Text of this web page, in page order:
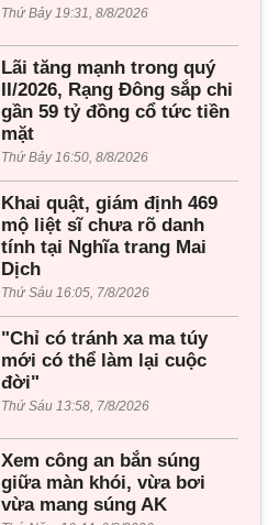
Thứ Bảy 19:31, 8/8/2026
Lãi tăng mạnh trong quý
II/2026, Rạng Đông sắp chi
gần 59 tỷ đồng cổ tức tiền
mặt
Thứ Bảy 16:50, 8/8/2026
Khai quật, giám định 469
mộ liệt sĩ chưa rõ danh
tính tại Nghĩa trang Mai
Dịch
Thứ Sáu 16:05, 7/8/2026
"Chỉ có tránh xa ma túy
mới có thể làm lại cuộc
đời"
Thứ Sáu 13:58, 7/8/2026
Xem công an bắn súng
giữa màn khói, vừa bơi
vừa mang súng AK